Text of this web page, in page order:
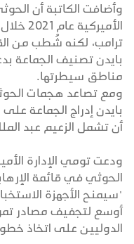
وأضافت الكاتبة أن
ترامب، لكنه شُطب من
بايدن تصنيف الجماعة
مناطق سيطرتها.
ومع تصاعد هجمات
أن تشمل الزعيم عبد
ودعت تومي الإدارة
الحوثي في قائمة
"سيمنح الأجهزة
أوسع لتجفيف مصادر
الدوليين على اتخاذ